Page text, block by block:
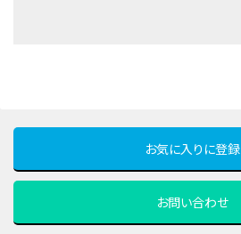
お気に入りに登録
お問い合わせ